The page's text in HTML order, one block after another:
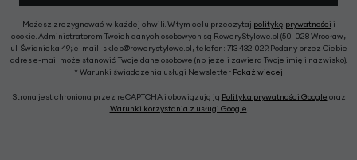
Możesz zrezygnować w każdej chwili. W tym celu przeczytaj politykę prywatności i
cookie. Administratorem Twoich danych osobowych są RoweryStylowe.pl (50-028 Wrocław,
ul. Świdnicka 49; e-mail: sklep@rowerystylowe.pl, telefon: 713 432 029. Podany przez Ciebie
adres e-mail może stanowić Twoje dane osobowe (np. jeżeli zawiera Twoje imię i nazwisko).
* Warunki świadczenia usługi Newsletter Pokaż więcej
Strona jest chroniona przez reCAPTCHA i obowiązują ją Polityka prywatności Google oraz
Warunki korzystania z usługi Google.